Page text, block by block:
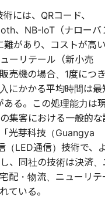
には、QRコード、
、NB-IoT（ナローバ
難があり、コストが高
ーリテール（新小売
売機の場合、1度につ
にかかる平均時間は最
ある。この処理能力は
集客における一般的な
光芽科技（Guangya
（LED通信）技術で、
、同社の技術は決済、
配・物流、ニューリテ
ている。